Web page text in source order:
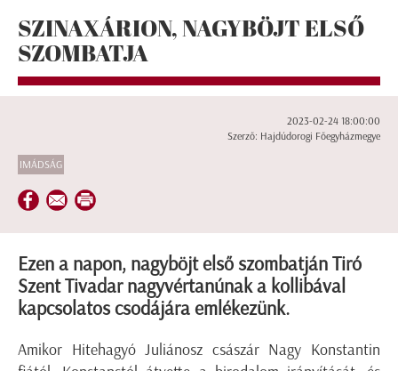
SZINAXÁRION, NAGYBÖJT ELSŐ
SZOMBATJA
2023-02-24 18:00:00
Szerző: Hajdúdorogi Főegyházmegye
IMÁDSÁG
Ezen a napon, nagyböjt első szombatján Tiró
Szent Tivadar nagyvértanúnak a kollibával
kapcsolatos csodájára emlékezünk.
Amikor Hitehagyó Juliánosz császár Nagy Konstantin